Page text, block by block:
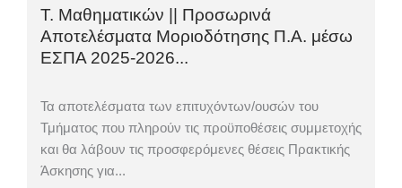
Τ. Μαθηματικών || Προσωρινά
Αποτελέσματα Μοριοδότησης Π.Α. μέσω
ΕΣΠΑ 2025-2026...
Τα αποτελέσματα των επιτυχόντων/ουσών του
Τμήματος που πληρούν τις προϋποθέσεις συμμετοχής
και θα λάβουν τις προσφερόμενες θέσεις Πρακτικής
Άσκησης για...